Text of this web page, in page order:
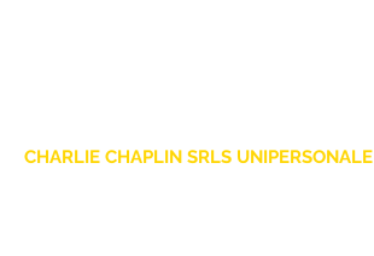
CHARLIE CHAPLIN SRLS UNIPERSONALE